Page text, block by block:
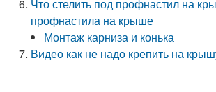
Что стелить под профнастил на
профнастила на крыше
Монтаж карниза и конька
Видео как не надо крепить на